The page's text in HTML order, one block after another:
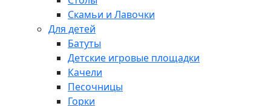
Скамьи и Лавочки
Для детей
Батуты
Детские игровые площадки
Качели
Песочницы
Горки